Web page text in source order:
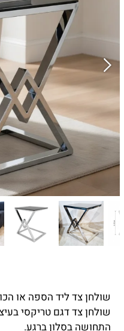
שולחן צד ליד הספה או
שולחן צד דגם טריקסי
התחושה בסלון ברגע.